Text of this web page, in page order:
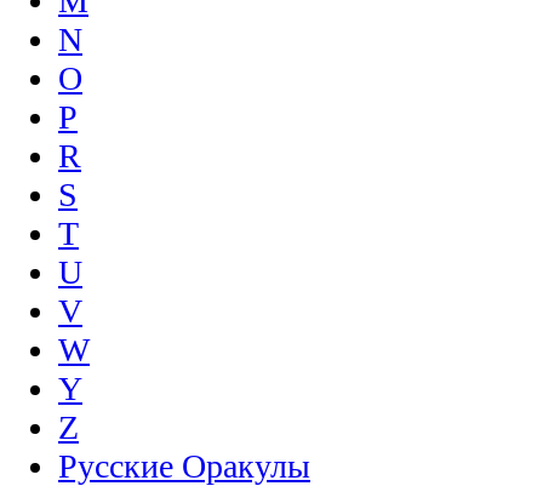
N
O
P
R
S
T
U
V
W
Y
Z
Русские Оракулы